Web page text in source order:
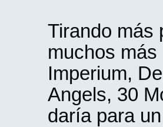
Tirando más
muchos más
Imperium,
Angels, 30
daría para